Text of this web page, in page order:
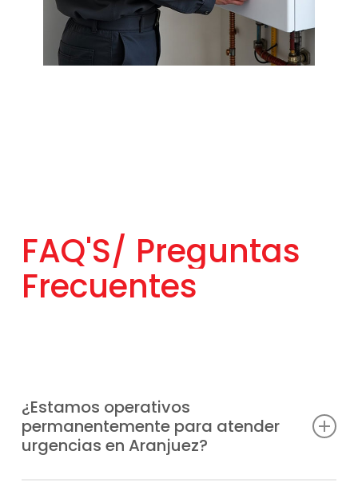
FAQ'S/ Preguntas
Frecuentes
¿Estamos operativos
permanentemente para atender
urgencias en Aranjuez?